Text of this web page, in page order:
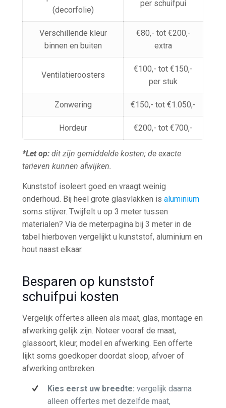
(decorfolie)
per schuifpui
Verschillende kleur
binnen en buiten
€80,- tot €200,-
extra
Ventilatieroosters
€100,- tot €150,-
per stuk
Zonwering €150,- tot €1.050,-
Hordeur €200,- tot €700,-
*Let op: dit zijn gemiddelde kosten; de exacte
tarieven kunnen afwijken.
Kunststof isoleert goed en vraagt weinig
onderhoud. Bij heel grote glasvlakken isaluminium
soms stijver. Twijfelt u op 3 meter tussen
materialen? Via de meterpagina bij 3 meter in de
tabel hierboven vergelijkt u kunststof, aluminium en
hout naast elkaar.
Besparen op kunststof
schuifpui kosten
Vergelijk offertes alleen als maat, glas, montage en
afwerking gelijk zijn. Noteer vooraf de maat,
glassoort, kleur, model en afwerking. Een offerte
lijkt soms goedkoper doordat sloop, afvoer of
afwerking ontbreken.
Kies eerst uw breedte: vergelijk daarna
alleen offertes met dezelfde maat,